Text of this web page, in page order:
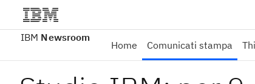
IBM Newsroom
Home Comunicati stampa